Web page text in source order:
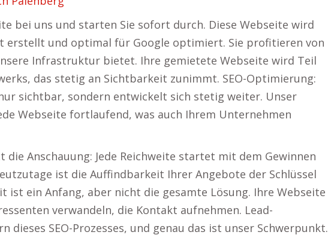
bei uns und starten Sie sofort durch. Diese Webseite wird
erstellt und optimal für Google optimiert. Sie profitieren von
Infrastruktur bietet. Ihre gemietete Webseite wird Teil
das stetig an Sichtbarkeit zunimmt. SEO-Optimierung:
sichtbar, sondern entwickelt sich stetig weiter. Unser
Webseite fortlaufend, was auch Ihrem Unternehmen
Anschauung: Jede Reichweite startet mit dem Gewinnen
ist die Auffindbarkeit Ihrer Angebote der Schlüssel
ist ein Anfang, aber nicht die gesamte Lösung. Ihre Webseite
verwandeln, die Kontakt aufnehmen. Lead-
dieses SEO-Prozesses, und genau das ist unser Schwerpunkt.